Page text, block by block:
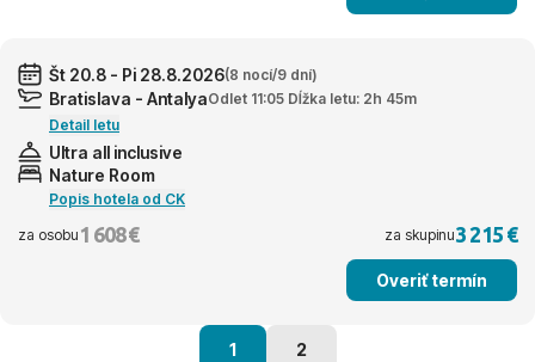
Št 20.8 - Pi 28.8.2026(8 nocí/9 dní)
Bratislava - AntalyaOdlet 11:05 Dĺžka letu: 2h 45m
Detail letu
Ultra all inclusive
Nature Room
Popis hotela od CK
za osobu 1 608 € za skupinu3 215 €
Overiť termín
1 2